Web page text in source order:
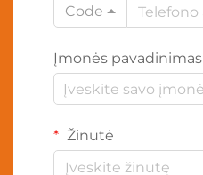
Code
Įmonės pavadinimas
Žinutė